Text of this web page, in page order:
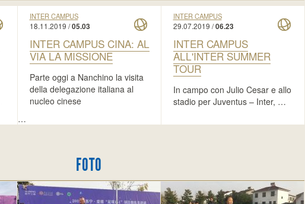
INTER CAMPUS
18.11.2019 /05.03
INTER CAMPUS CINA: AL
VIA LA MISSIONE
Parte oggi a Nanchino la visita
della delegazione italiana al
nucleo cinese
…
INTER CAMPUS
29.07.2019 /06.23
INTER CAMPUS
ALL'INTER SUMMER
TOUR
In campo con Julio Cesar e allo
stadio per Juventus – Inter, …
FOTO